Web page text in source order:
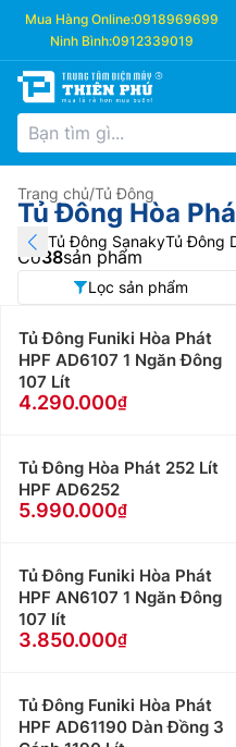
Mua Hàng Online:0918969699
Ninh Bình:0912339019
Trang chủ/Tủ Đông
Tủ Đông Hòa
Tủ Đông SanakyTủ Đông
Có38sản phẩm
Lọc sản phẩm
Tủ Đông Funiki Hòa Phát
HPF AD6107 1 Ngăn Đông
107 Lít
4.290.000
Tủ Đông Hòa Phát 252 Lít
HPF AD6252
5.990.000
Tủ Đông Funiki Hòa Phát
HPF AN6107 1 Ngăn Đông
107 lít
3.850.000
Tủ Đông Funiki Hòa Phát
HPF AD61190 Dàn Đồng 3